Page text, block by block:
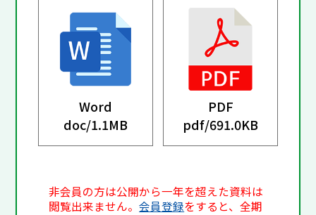
Word
doc/1.1MB
PDF
pdf/691.0KB
非会員の方は公開から一年を超えた資料は
閲覧出来ません。会員登録をすると、全期